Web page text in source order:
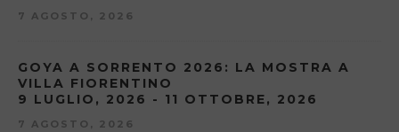
7 AGOSTO, 2026
GOYA A SORRENTO 2026: LA MOSTRA A
VILLA FIORENTINO
9 LUGLIO, 2026 - 11 OTTOBRE, 2026
7 AGOSTO, 2026